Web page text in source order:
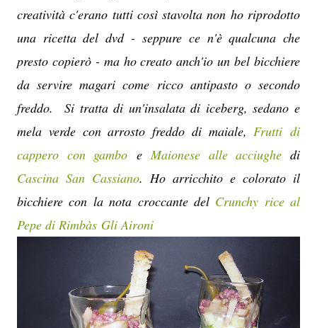
creatività c'erano tutti così stavolta non ho riprodotto
una ricetta del dvd - seppure ce n'è qualcuna che
presto copierò - ma ho creato anch'io un bel bicchiere
da servire magari come ricco antipasto o secondo
freddo. Si tratta di un'insalata di iceberg, sedano e
mela verde con arrosto freddo di maiale,Frutti di
cappero con gambo eMaionese alle acciughe di
Cascina San Cassiano. Ho arricchito e colorato il
bicchiere con la nota croccante del Crunchy rice al
Pepe di Rimbàs Gli Aironi